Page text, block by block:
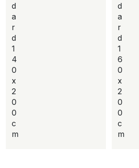
d
a
r
d
1
4
0
x
2
0
0
c
m
d
a
r
d
1
6
0
x
2
0
0
c
m